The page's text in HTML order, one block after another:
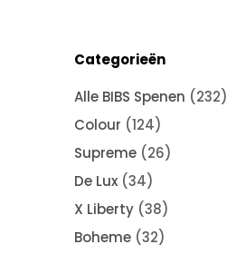
Categorieën
Alle BIBS Spenen (232)
Colour (124)
Supreme (26)
De Lux (34)
X Liberty (38)
Boheme (32)